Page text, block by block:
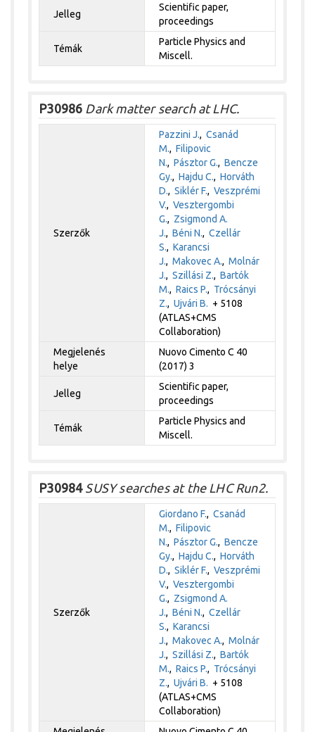
Jelleg
Scientific paper,
proceedings
Témák
Particle Physics and
Miscell.
P30986 Dark matter search at LHC.
Szerzők
Pazzini J.,Csanád
M.,Filipovic
N.,Pásztor G.,Bencze
Gy.,Hajdu C.,Horváth
D.,Siklér F.,Veszprémi
V.,Vesztergombi
G., Zsigmond A.
J.,Béni N.,Czellár
S.,Karancsi
J.,Makovec A.,Molnár
J.,Szillási Z.,Bartók
M.,Raics P., Trócsányi
Z.,Ujvári B. + 5108
(ATLAS+CMS
Collaboration)
Megjelenés
helye
Nuovo Cimento C 40
(2017) 3
Jelleg
Scientific paper,
proceedings
Témák
Particle Physics and
Miscell.
P30984SUSY searches at the LHC Run2.
Szerzők
Giordano F.,Csanád
M.,Filipovic
N.,Pásztor G.,Bencze
Gy.,Hajdu C.,Horváth
D.,Siklér F.,Veszprémi
V.,Vesztergombi
G., Zsigmond A.
J.,Béni N.,Czellár
S.,Karancsi
J.,Makovec A.,Molnár
J.,Szillási Z.,Bartók
M.,Raics P., Trócsányi
Z.,Ujvári B. + 5108
(ATLAS+CMS
Collaboration)